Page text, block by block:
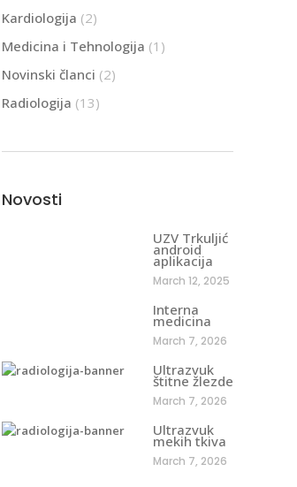
Kardiologija (2)
Medicina i Tehnologija (1)
Novinski članci (2)
Radiologija (13)
Novosti
UZV Trkuljić
android
aplikacija
March 12, 2025
Interna
medicina
March 7, 2026
Ultrazvuk
štitne žlezde
March 7, 2026
Ultrazvuk
mekih tkiva
March 7, 2026